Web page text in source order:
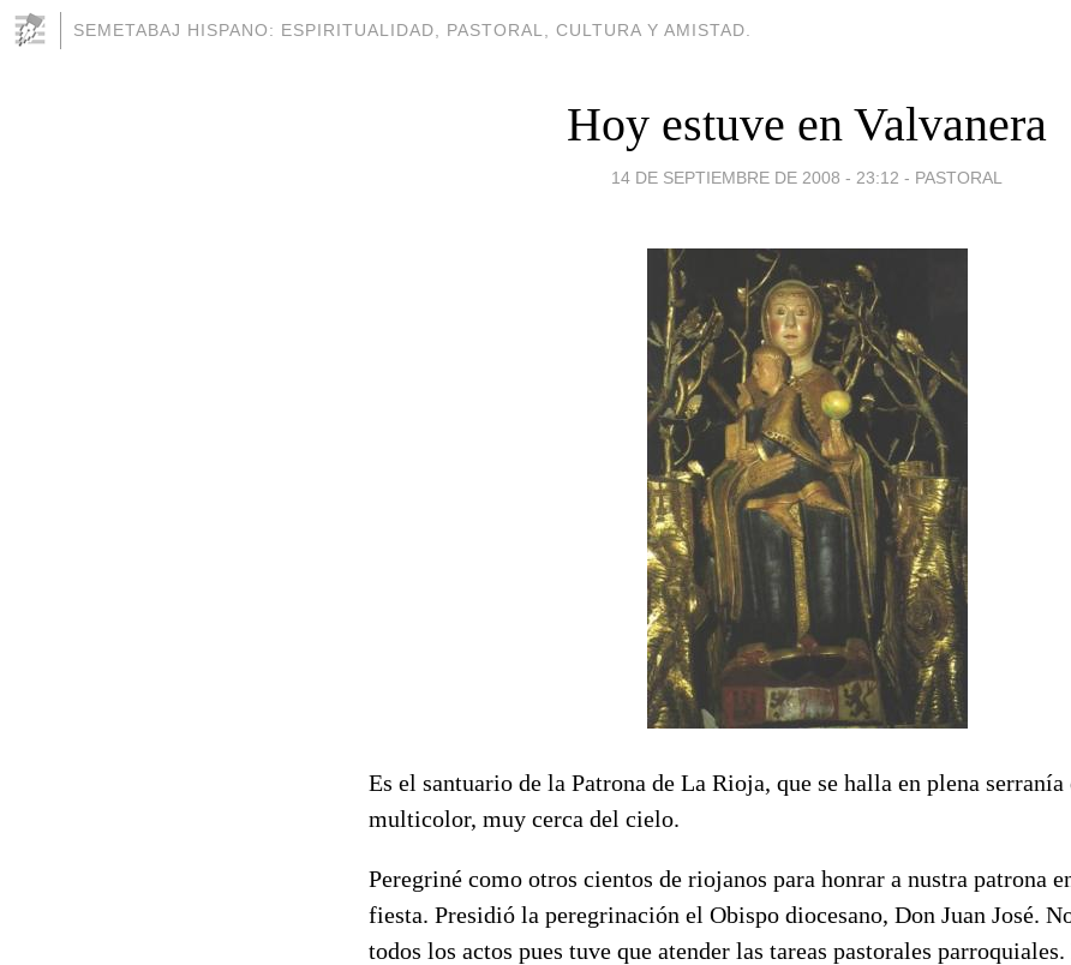
SEMETABAJ HISPANO: ESPIRITUALIDAD, PASTORAL, CULTURA Y AMISTAD.
Hoy estuve en Valvanera
14 DE SEPTIEMBRE DE 2008 - 23:12 - PASTORAL
Es el santuario de la Patrona de La Rioja, que se halla en plena serranía
multicolor, muy cerca del cielo.
Peregriné como otros cientos de riojanos para honrar a nustra patrona
fiesta. Presidió la peregrinación el Obispo diocesano, Don Juan José.
todos los actos pues tuve que atender las tareas pastorales